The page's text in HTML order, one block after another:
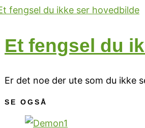
Et fengsel du
Er det noe der ute som du ikke
SE OGSÅ